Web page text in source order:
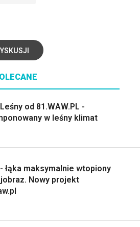
od 81.WAW.PL -
w leśny klimat
łąka maksymalnie wtopiony
Nowy projekt